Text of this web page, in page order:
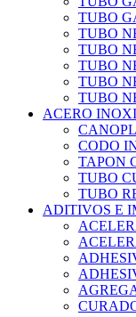
TUBO
TUBO
TUBO
TUBO
TUBO
TUBO
ACERO
CODO
TAPON
TUBO
TUBO
ADITIVOS E